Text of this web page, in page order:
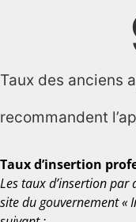
Taux des anciens
recommandent
Taux d’insertion
Les taux d’insertion
site du gouvernement «